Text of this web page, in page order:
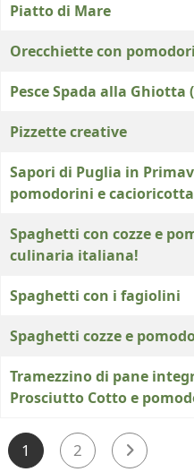
Piatto di Mare
Orecchiette con
Pesce Spada alla Ghiotta
Pizzette creative
Sapori di Puglia in
pomodorini e cacioricotta
Spaghetti con cozze e
culinaria italiana!
Spaghetti con i fagiolini
Spaghetti cozze e
Tramezzino di pane
Prosciutto Cotto e
1 2